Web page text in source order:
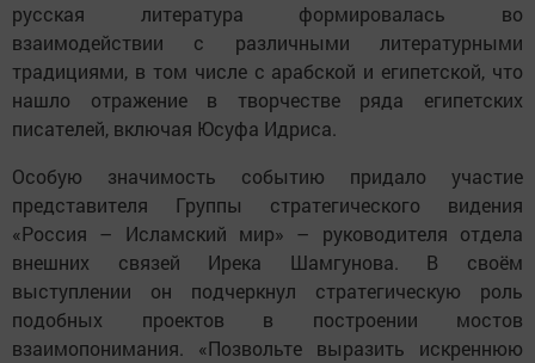
русская литература формировалась во
взаимодействии с различными литературными
традициями, в том числе с арабской и египетской, что
нашло отражение в творчестве ряда египетских
писателей, включая Юсуфа Идриса.
Особую значимость событию придало участие
представителя Группы стратегического видения
«Россия – Исламский мир» – руководителя отдела
внешних связей Ирека Шамгунова. В своём
выступлении он подчеркнул стратегическую роль
подобных проектов в построении мостов
взаимопонимания. «Позвольте выразить искреннюю